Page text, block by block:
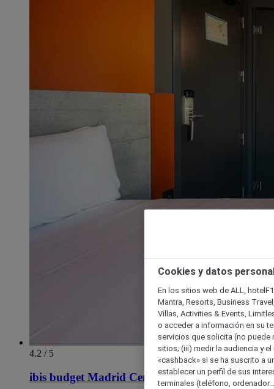
4.2 / 5
ibis budget Madrid Centro Lavapies
Cookies y datos
En los sitios web de ALL,
Mantra, Resorts, Business
Villas, Activities & Events,
o acceder a información en su
servicios que solicita (no puede
sitios; (iii) medir la audiencia y
«cashback» si se ha suscrito a
establecer un perfil de sus
terminales (teléfono,